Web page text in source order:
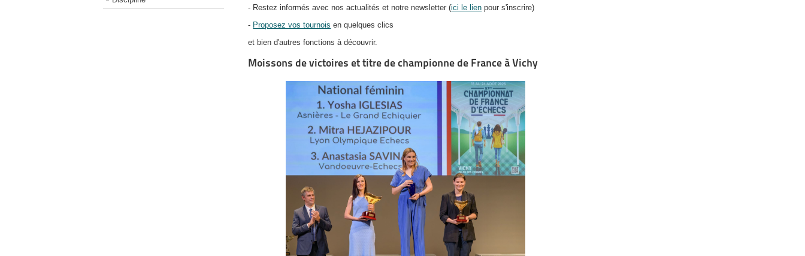
- Restez informés avec nos actualités et notre newsletter (ici le lien pour s'inscrire)
- Proposez vos tournois en quelques clics
et bien d'autres fonctions à découvrir.
Moissons de victoires et titre de championne de France à Vichy